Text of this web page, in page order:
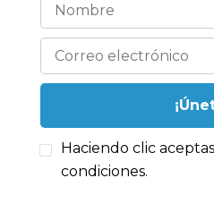
Haciendo clic
condiciones.